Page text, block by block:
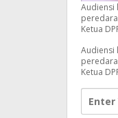
Audiensi
Ketua
Audiensi
Ketua